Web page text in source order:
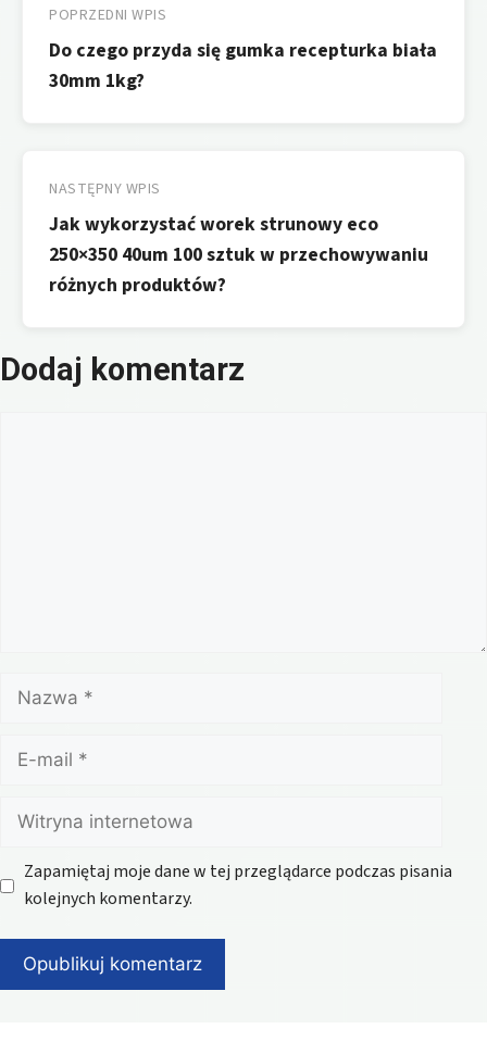
wpisu
POPRZEDNI WPIS
Do czego przyda się gumka recepturka biała
30mm 1kg?
NASTĘPNY WPIS
Jak wykorzystać worek strunowy eco
250×350 40um 100 sztuk w przechowywaniu
różnych produktów?
Dodaj komentarz
Nazwa
mail
Witryna
internetowa
Zapamiętaj moje dane w tej przeglądarce podczas pisania
kolejnych komentarzy.